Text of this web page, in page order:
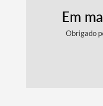
Em
Obrigado